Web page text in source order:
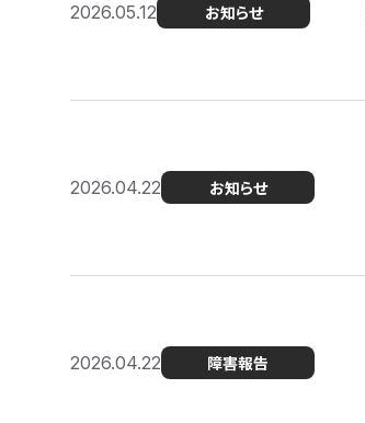
2026.05.12 お知らせ
2026.04.22 お知らせ
2026.04.22 障害報告